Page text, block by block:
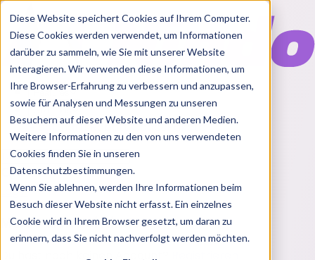
Diese Website speichert Cookies auf Ihrem Computer.
Diese Cookies werden verwendet, um Informationen
darüber zu sammeln, wie Sie mit unserer Website
interagieren. Wir verwenden diese Informationen, um
Ihre Browser-Erfahrung zu verbessern und anzupassen,
sowie für Analysen und Messungen zu unseren
Besuchern auf dieser Website und anderen Medien.
Weitere Informationen zu den von uns verwendeten
Cookies finden Sie in unseren
Datenschutzbestimmungen.
Wenn Sie ablehnen, werden Ihre Informationen beim
Besuch dieser Website nicht erfasst. Ein einzelnes
Cookie wird in Ihrem Browser gesetzt, um daran zu
erinnern, dass Sie nicht nachverfolgt werden möchten.
Features
Solutions
BlogChartsRabatt CodesPakete
Login
Melde dich bei Nindo an
Du hast noch keinen Account?